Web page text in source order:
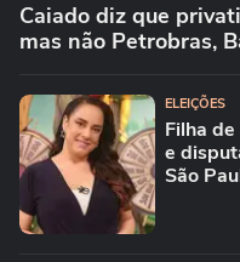
Caiado diz que
mas não Petrobras,
ELEIÇÕES
Filha
e
São